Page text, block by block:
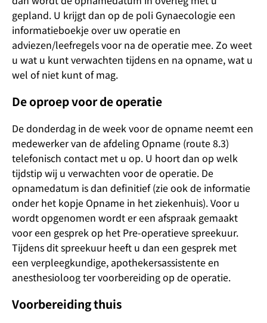
gepland. U krijgt dan op de poli Gynaecologie een
informatieboekje over uw operatie en
adviezen/leefregels voor na de operatie mee. Zo weet
u wat u kunt verwachten tijdens en na opname, wat u
wel of niet kunt of mag.
De oproep voor de operatie
De donderdag in de week voor de opname neemt een
medewerker van de afdeling Opname (route 8.3)
telefonisch contact met u op. U hoort dan op welk
tijdstip wij u verwachten voor de operatie. De
opnamedatum is dan definitief (zie ook de informatie
onder het kopje Opname in het ziekenhuis). Voor u
wordt opgenomen wordt er een afspraak gemaakt
voor een gesprek op het Pre-operatieve spreekuur.
Tijdens dit spreekuur heeft u dan een gesprek met
een verpleegkundige, apothekersassistente en
anesthesioloog ter voorbereiding op de operatie.
Voorbereiding thuis